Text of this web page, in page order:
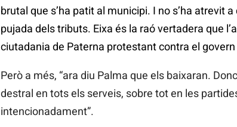
brutal que s’ha patit al municipi. I no s’ha atrevit
pujada dels tributs. Eixa és la raó vertadera que
ciutadania de Paterna protestant contra el govern
Però a més, “ara diu Palma que els baixaran.
destral en tots els serveis, sobre tot en les
intencionadament”.